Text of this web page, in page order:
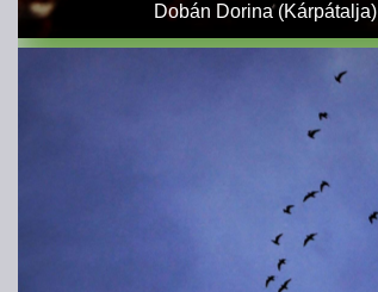
Dobán Dorina (Kárpátalja)